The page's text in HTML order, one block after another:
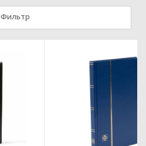
Фильтр